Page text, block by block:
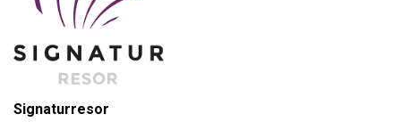
Dubbelrum för 2–3 personer med trädgårdsutsikt (28 m²).
Dubbelrum för 2–3 personer med havsutsikt (28 m²)
Juniorsvit för 2–3 personer med kombinerat sov- och
vardagsrum (45 m²)
Signaturresor